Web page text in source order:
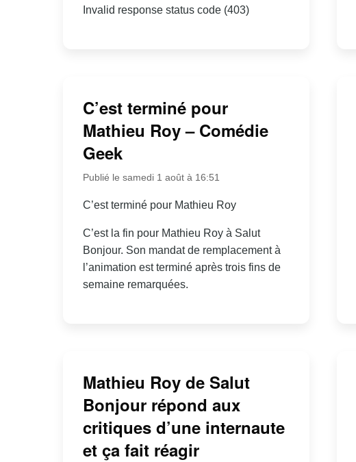
Invalid response status code (403)
C’est terminé pour
Mathieu Roy – Comédie
Geek
Publié le samedi 1 août à 16:51
C’est terminé pour Mathieu Roy
C’est la fin pour Mathieu Roy à Salut
Bonjour. Son mandat de remplacement à
l’animation est terminé après trois fins de
semaine remarquées.
Mathieu Roy de Salut
Bonjour répond aux
critiques d’une internaute
et ça fait réagir